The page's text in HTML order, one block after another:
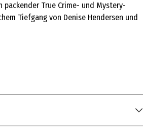
True Crime- und Mystery-
Tiefgang von Denise Hendersen und